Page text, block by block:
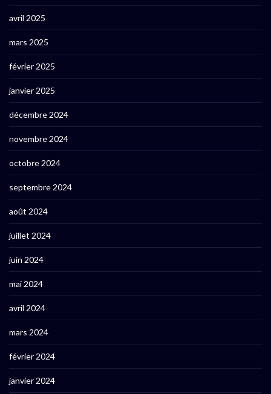
avril 2025
mars 2025
février 2025
janvier 2025
décembre 2024
novembre 2024
octobre 2024
septembre 2024
août 2024
juillet 2024
juin 2024
mai 2024
avril 2024
mars 2024
février 2024
janvier 2024